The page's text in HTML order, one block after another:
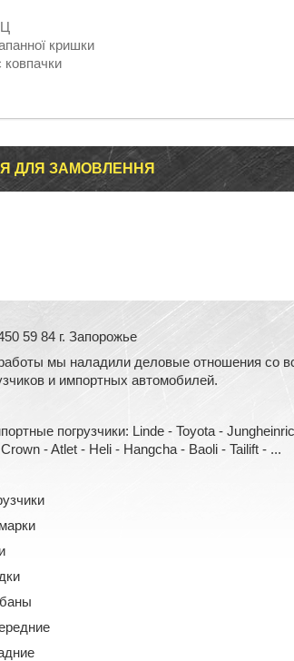
кришки
ДЛЯ ЗАМОВЛЕННЯ
59 84 г. Запорожье
мы наладили деловые отношения со
и импортных автомобилей.
погрузчики: Linde - Toyota -
- Atlet - Heli - Hangcha - Baoli - Tailift - ...